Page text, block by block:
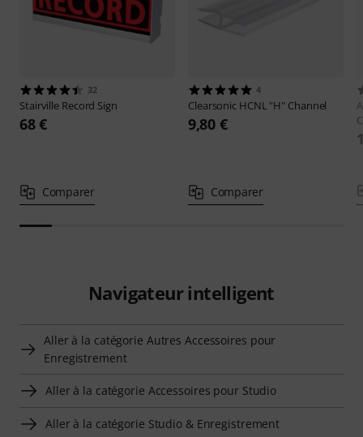
32
Stairville Record Sign
68 €
Comparer
4
Clearsonic HCNL "H" Channel
9,80 €
Comparer
Navigateur intelligent
Aller à la catégorie Autres Accessoires pour
Enregistrement
Aller à la catégorie Accessoires pour Studio
Aller à la catégorie Studio & Enregistrement